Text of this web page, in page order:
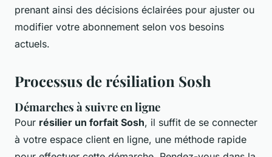
prenant ainsi des décisions éclairées pour ajuster ou
modifier votre abonnement selon vos besoins
actuels.
Processus de résiliation Sosh
Démarches à suivre en ligne
Pour résilier un forfait Sosh, il suffit de se connecter
à votre espace client en ligne, une méthode rapide